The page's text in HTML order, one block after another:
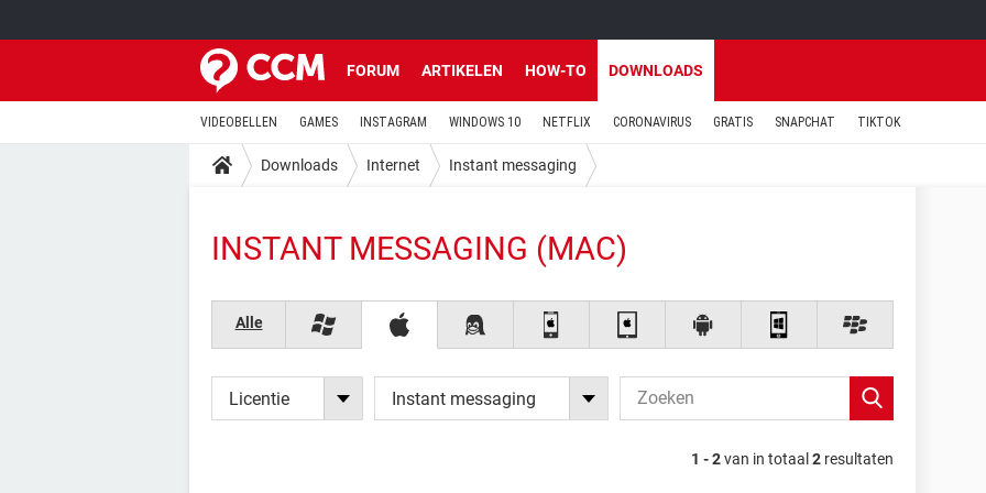
FORUM ARTIKELEN HOW-TO DOWNLOADS
VIDEOBELLEN GAMES INSTAGRAM WINDOWS 10 NETFLIX CORONAVIRUS GRATIS SNAPCHAT TIKTOK
Downloads Internet Instant messaging
INSTANT MESSAGING (MAC)
Alle
Licentie Instant messaging
1 - 2van in totaal2 resultaten